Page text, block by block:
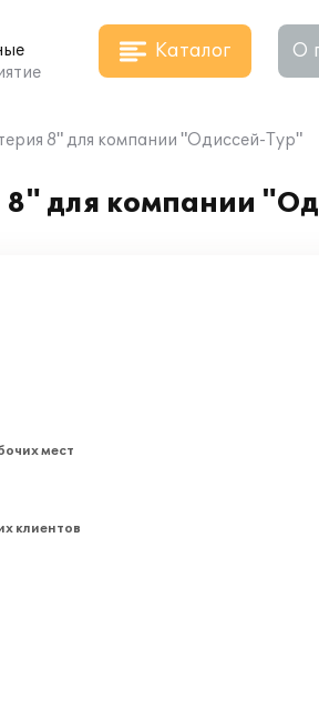
Каталог О
8" для компании "Одиссей-Тур"
для компании
мест
клиентов